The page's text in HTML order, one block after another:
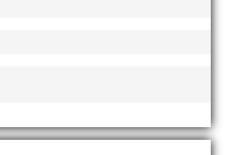
har bland annat fungerat som tränare inom